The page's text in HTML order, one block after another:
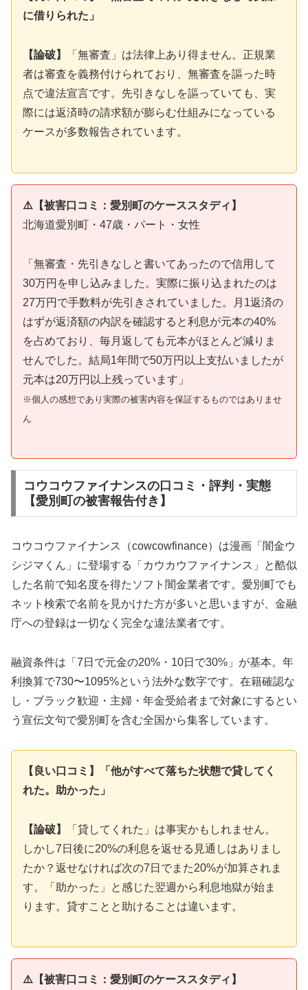
に借りられた」
【論破】
「無審査」は法律上あり得ません。正規業
者は審査を義務付けられており、無審査を謳った時
点で違法宣言です。先引きなしを謳っていても、実
際には返済時の請求額が膨らむ仕組みになっている
ケースが多数報告されています。
⚠️【被害口コミ：愛別町のケーススタディ】
北海道愛別町・47歳・パート・女性
「無審査・先引きなしと書いてあったので信用して
30万円を申し込みました。実際に振り込まれたのは
27万円で手数料が先引きされていました。月1返済の
はずが返済額の内訳を確認すると利息が元本の40%
を占めており、毎月返しても元本がほとんど減りま
せんでした。結局1年間で50万円以上支払いましたが
元本は20万円以上残っています」
※個人の感想であり実際の被害内容を保証するものではありませ
ん
コウコウファイナンスの口コミ・評判・実態
【愛別町の被害報告付き】
コウコウファイナンス（cowcowfinance）は漫画「闇金ウ
シジマくん」に登場する「カウカウファイナンス」と酷似
した名前で知名度を得たソフト闇金業者です。愛別町でも
ネット検索で名前を見かけた方が多いと思いますが、金融
庁への登録は一切なく完全な違法業者です。
融資条件は「7日で元金の20%・10日で30%」が基本。年
利換算で730〜1095%という法外な数字です。在籍確認な
し・ブラック歓迎・主婦・年金受給者まで対象にするとい
う宣伝文句で愛別町を含む全国から集客しています。
【良い口コミ】「他がすべて落ちた状態で貸してく
れた。助かった」
【論破】
「貸してくれた」は事実かもしれません。
しかし7日後に20%の利息を返せる見通しはありまし
たか？返せなければ次の7日でまた20%が加算されま
す。「助かった」と感じた翌週から利息地獄が始ま
ります。貸すことと助けることは違います。
⚠️【被害口コミ：愛別町のケーススタディ】